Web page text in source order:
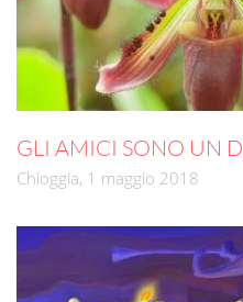
GLI AMICI SONO UN
Chioggia, 1 maggio 2018